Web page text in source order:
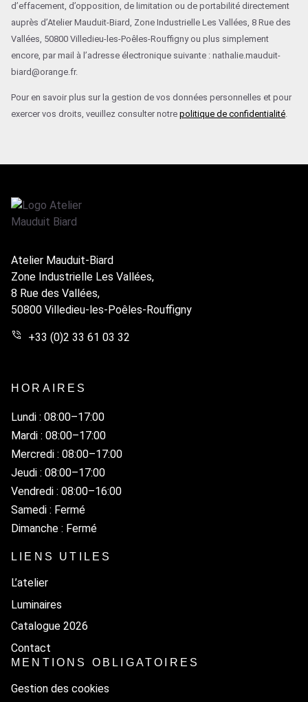
d’effacement, d’opposition, de limitation ou de portabilité directement
auprès d’Atelier Mauduit-Biard, Zone Industrielle Les Vallées, 8 Rue des
Vallées, 50800 Villedieu-les-Poêles-Rouffigny ou plus simplement
encore, par mail à l’adresse électronique suivante : nathalie.mauduit-
biard@orange.fr.
Pour en savoir plus sur la gestion de vos données personnelles et pour
exercer vos droits, veuillez consulter notre politique de confidentialité
Atelier Mauduit-Biard
Zone Industrielle Les Vallées,
8 Rue des Vallées,
50800 Villedieu-les-Poêles-Rouffigny
+33 (0)2 33 61 03 32
HORAIRES
Lundi : 08:00–17:00
Mardi : 08:00–17:00
Mercredi : 08:00–17:00
Jeudi : 08:00–17:00
Vendredi : 08:00–16:00
Samedi : Fermé
Dimanche : Fermé
LIENS UTILES
L’atelier
Luminaires
Catalogue 2026
Contact
MENTIONS OBLIGATOIRES
Gestion des cookies